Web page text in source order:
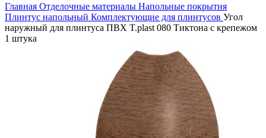
Главная Отделочные материалы Напольные покрытия
Плинтус напольный Комплектующие для плинтусов Угол
наружный для плинтуса ПВХ T.plast 080 Тиктона с крепежом
1 штука